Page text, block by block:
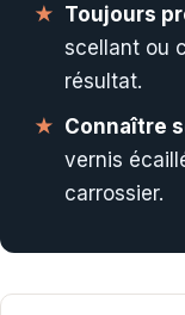
Toujours
scellant ou
résultat.
Connaître
vernis
carrossier.